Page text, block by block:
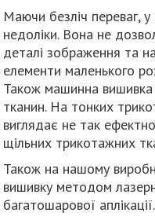
Маючи безліч переваг,
недоліки. Вона не
деталі зображення та
елементи маленького
Також машинна вишивка
тканин. На тонких
виглядає не так
щільних трикотажних
Також на нашому
вишивку методом
багатошарової аплікації.